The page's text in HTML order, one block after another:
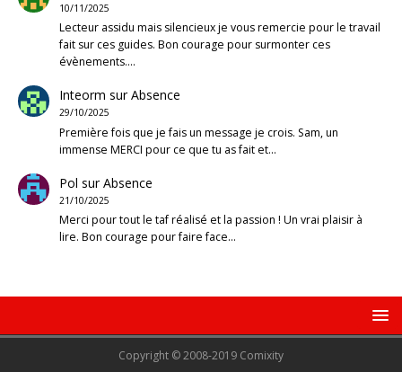
10/11/2025
Lecteur assidu mais silencieux je vous remercie pour le travail
fait sur ces guides. Bon courage pour surmonter ces
évènements.…
Inteorm surAbsence
29/10/2025
Première fois que je fais un message je crois. Sam, un
immense MERCI pour ce que tu as fait et…
Pol surAbsence
21/10/2025
Merci pour tout le taf réalisé et la passion ! Un vrai plaisir à
lire. Bon courage pour faire face…
Copyright © 2008-2019 Comixity